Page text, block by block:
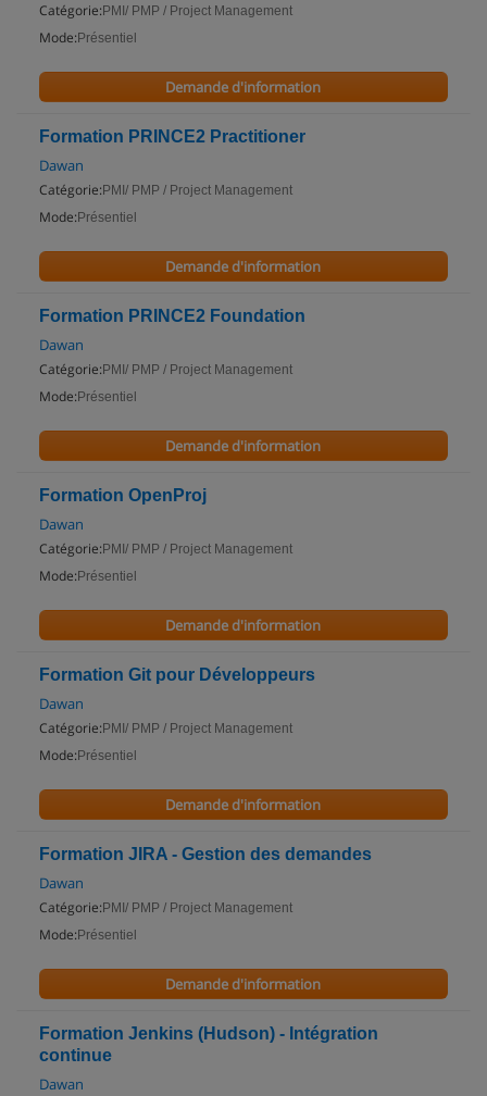
Catégorie: PMI/ PMP / Project Management
Mode: Présentiel
Demande d'information
Formation PRINCE2 Practitioner
Dawan
Catégorie: PMI/ PMP / Project Management
Mode: Présentiel
Demande d'information
Formation PRINCE2 Foundation
Dawan
Catégorie: PMI/ PMP / Project Management
Mode: Présentiel
Demande d'information
Formation OpenProj
Dawan
Catégorie: PMI/ PMP / Project Management
Mode: Présentiel
Demande d'information
Formation Git pour Développeurs
Dawan
Catégorie: PMI/ PMP / Project Management
Mode: Présentiel
Demande d'information
Formation JIRA - Gestion des demandes
Dawan
Catégorie: PMI/ PMP / Project Management
Mode: Présentiel
Demande d'information
Formation Jenkins (Hudson) - Intégration
continue
Dawan